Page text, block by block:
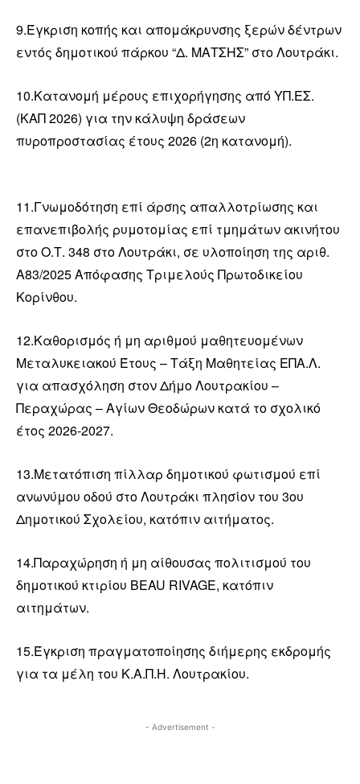
9.Έγκριση κοπής και απομάκρυνσης ξερών δέντρων
εντός δημοτικού πάρκου “Δ. ΜΑΤΣΗΣ” στο Λουτράκι.
10.Κατανομή μέρους επιχορήγησης από ΥΠ.ΕΣ.
(ΚΑΠ 2026) για την κάλυψη δράσεων
πυροπροστασίας έτους 2026 (2η κατανομή).
11.Γνωμοδότηση επί άρσης απαλλοτρίωσης και
επανεπιβολής ρυμοτομίας επί τμημάτων ακινήτου
στο Ο.Τ. 348 στο Λουτράκι, σε υλοποίηση της αριθ.
Α83/2025 Απόφασης Τριμελούς Πρωτοδικείου
Κορίνθου.
12.Καθορισμός ή μη αριθμού μαθητευομένων
Μεταλυκειακού Έτους – Τάξη Μαθητείας ΕΠΑ.Λ.
για απασχόληση στον Δήμο Λουτρακίου –
Περαχώρας – Αγίων Θεοδώρων κατά το σχολικό
έτος 2026-2027.
13.Μετατόπιση πίλλαρ δημοτικού φωτισμού επί
ανωνύμου οδού στο Λουτράκι πλησίον του 3ου
Δημοτικού Σχολείου, κατόπιν αιτήματος.
14.Παραχώρηση ή μη αίθουσας πολιτισμού του
δημοτικού κτιρίου BEAU RIVAGE, κατόπιν
αιτημάτων.
15.Έγκριση πραγματοποίησης διήμερης εκδρομής
για τα μέλη του Κ.Α.Π.Η. Λουτρακίου.
- Advertisement -